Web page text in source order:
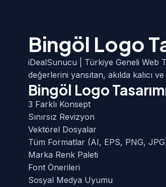
Bingöl Logo
iDealSunucu | Türkiye Geneli Web
değerlerini yansıtan, akılda kalıcı
Bingöl Logo
3 Farklı Konsept
Sınırsız Revizyon
Vektörel Dosyalar
Tüm Formatlar (AI, EPS, PNG,
Marka Renk Paleti
Font Önerileri
Sosyal Medya Uyumu